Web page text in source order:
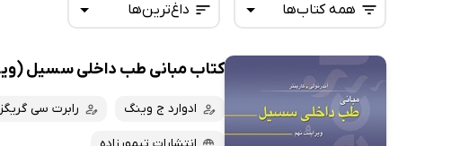
داغ‌ترین‌ها
تازه‌ها
داغ‌ترین‌ها
پرفروش‌ها
همه کتاب‌ها
همه کتاب‌ها
کتاب‌های صوتی
کتاب‌های متنی
کتاب مبانی طب داخلی سسیل
ادوارد ج وینگ رابرت سی گریگز